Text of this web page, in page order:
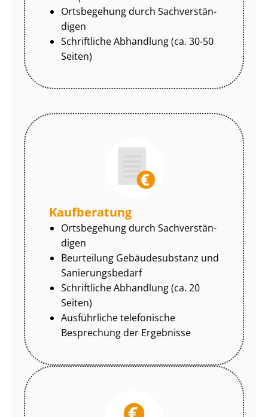
Ortsbegehung durch Sach­ver­stän­
di­gen
Schriftliche Abhandlung (ca. 30-50
Seiten)
Kaufberatung
Ortsbegehung durch Sach­ver­stän­
di­gen
Beurteilung Gebäudesubstanz und
Sa­nie­rungs­be­darf
Schriftliche Abhandlung (ca. 20
Seiten)
Ausführliche telefonische
Besprechung der Ergebnisse